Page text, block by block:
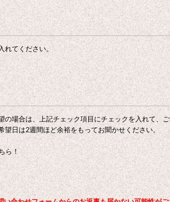
れてください。
の場合は、上記チェック項目にチェックを入れて、
日は2週間ほど余裕をもってお聞かせください。
ら！